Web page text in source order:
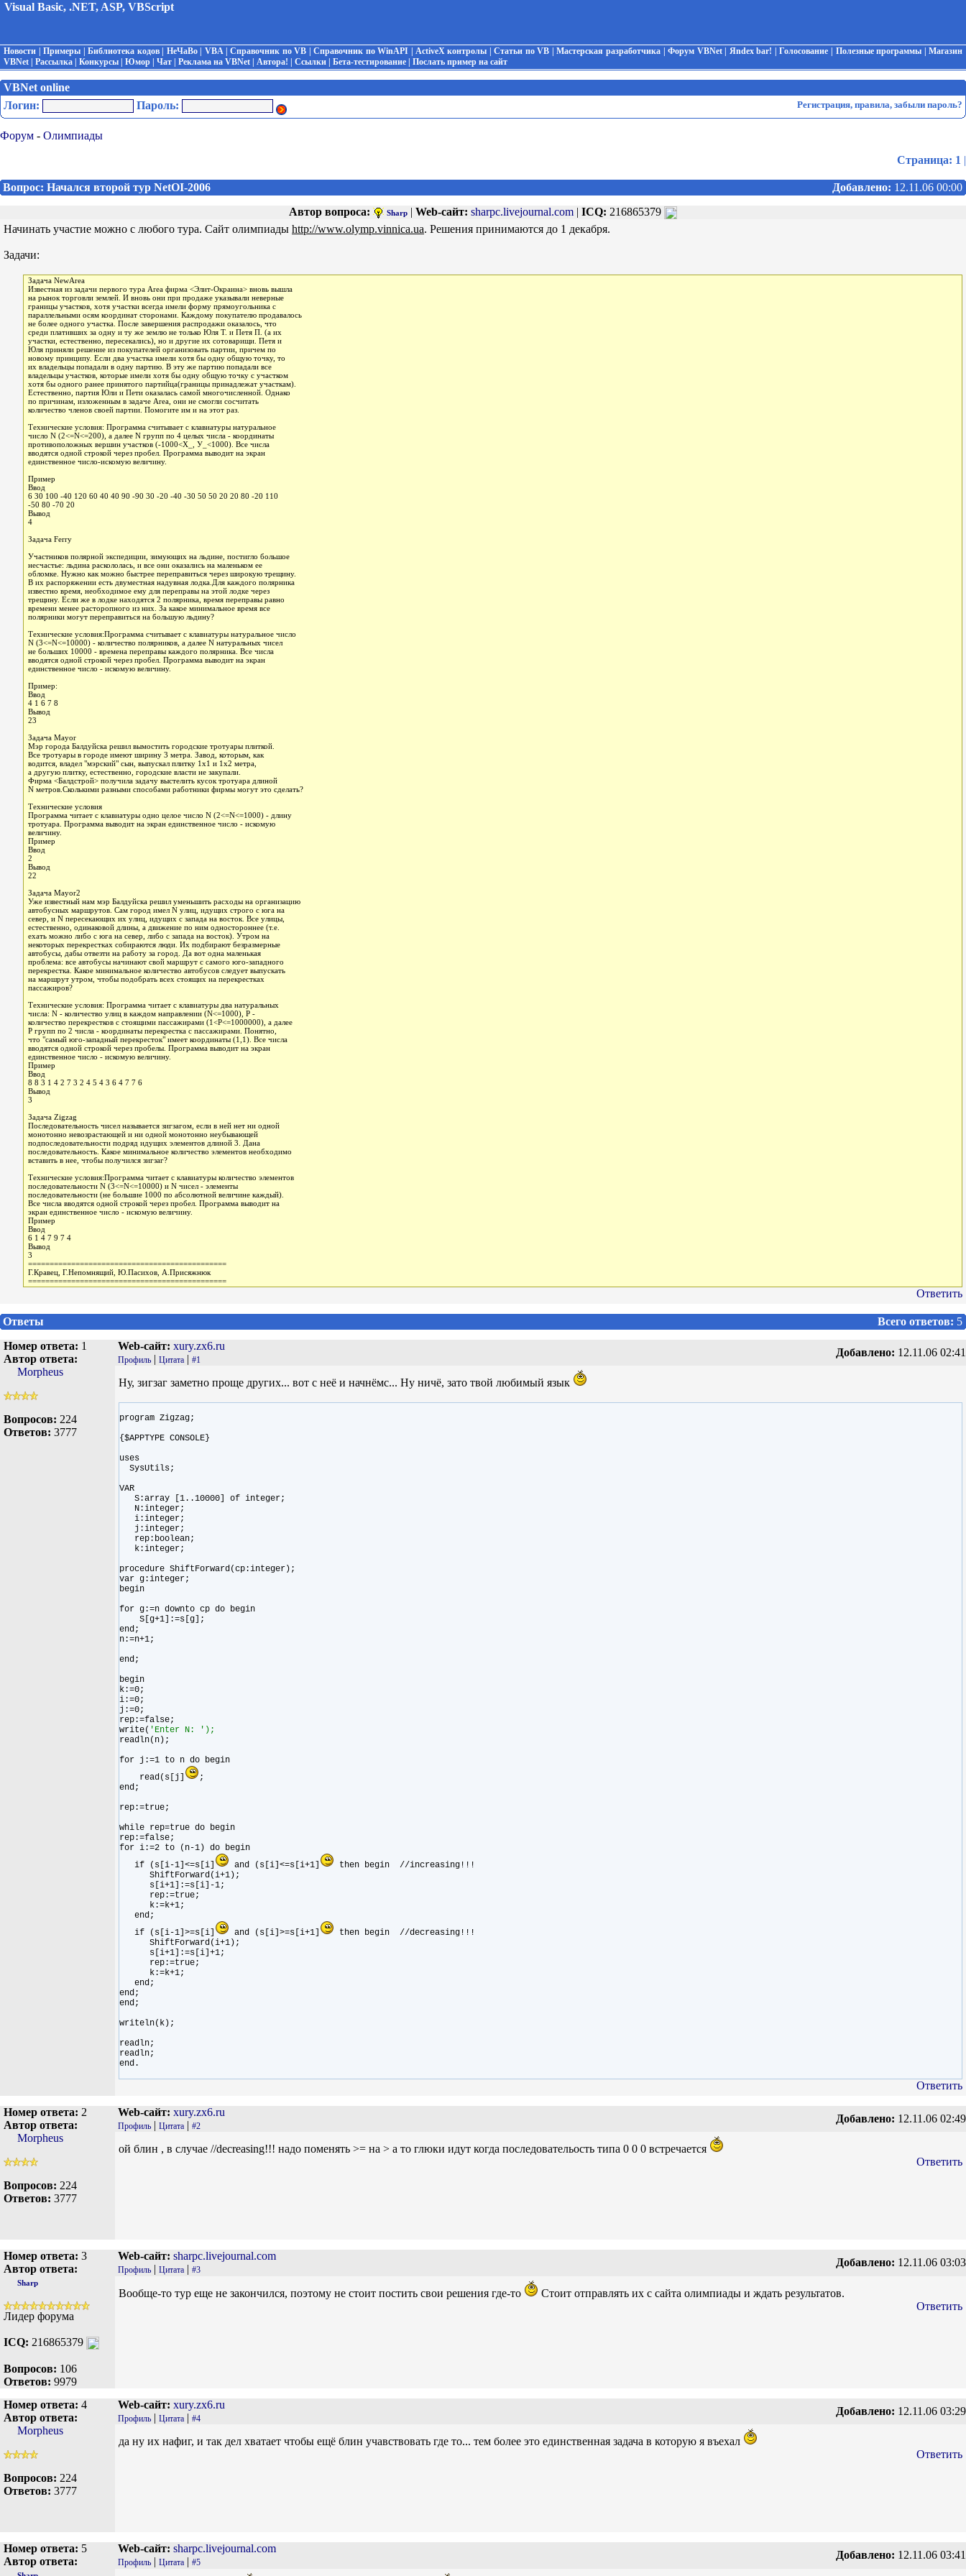
Visual Basic, .NET, ASP, VBScript
Новости |Примеры |Библиотека кодов| НеЧаВо| VBA|Справочник по VB |Справочник по WinAPI ActiveX контролы |Статьи по VB |Мастерская разработчика |Форум VBNet| Яndex bar! |Голосование Полезные программы |Магазин
VBNet
Рассылка Конкурсы Юмор Чат Реклама на VBNet Автора! Ссылки Бета-тестирование Послать пример на сайт
VBNet online
Логин:
Пароль: Регистрация, правила, забыли пароль?
Форум - Олимпиады
Страница: 1 |
Вопрос: Начался второй тур NetOI-2006 Добавлено: 12.11.06 00:00
Автор вопроса:
Sharp | Web-сайт: sharpc.livejournal.com | ICQ: 216865379
Начинать участие можно с любого тура. Сайт олимпиады http://www.olymp.vinnica.ua. Решения принимаются до 1 декабря.
Задачи:
Задача NewArea
Известная из задачи первого тура Area фирма <Элит-Окраина> вновь вышла
на рынок торговли землей. И вновь они при продаже указывали неверные
границы участков, хотя участки всегда имели форму прямоугольника с
параллельными осям координат сторонами. Каждому покупателю продавалось
не более одного участка. После завершения распродажи оказалось, что
среди плативших за одну и ту же землю не только Юля Т. и Петя П. (а их
участки, естественно, пересекались), но и другие их сотоварищи. Петя и
Юля приняли решение из покупателей организовать партии, причем по
новому принципу. Если два участка имели хотя бы одну общую точку, то
их владельцы попадали в одну партию. В эту же партию попадали все
владельцы участков, которые имели хотя бы одну общую точку с участком
хотя бы одного ранее принятого партийца(границы принадлежат участкам).
Естественно, партия Юли и Пети оказалась самой многочисленной. Однако
по причинам, изложенным в задаче Area, они не смогли сосчитать
количество членов своей партии. Помогите им и на этот раз.
Технические условия: Программа считывает с клавиатуры натуральное
число N (2<=N<=200), а далее N групп по 4 целых числа - координаты
противоположных вершин участков (-1000<Х_, У_<1000). Все числа
вводятся одной строкой через пробел. Программа выводит на экран
единственное число-искомую величину.
Пример
Ввод
6 30 100 -40 120 60 40 40 90 -90 30 -20 -40 -30 50 50 20 20 80 -20 110
-50 80 -70 20
Вывод
4
Задача Ferry
Участников полярной экспедиции, зимующих на льдине, постигло большое
несчастье: льдина раскололась, и все они оказались на маленьком ее
обломке. Нужно как можно быстрее переправиться через широкую трещину.
В их распоряжении есть двуместная надувная лодка.Для каждого полярника
известно время, необходимое ему для переправы на этой лодке через
трещину. Если же в лодке находятся 2 полярника, время переправы равно
времени менее расторопного из них. За какое минимальное время все
полярники могут переправиться на большую льдину?
Технические условия:Программа считывает с клавиатуры натуральное число
N (3<=N<=10000) - количество полярников, а далее N натуральных чисел
не больших 10000 - времена переправы каждого полярника. Все числа
вводятся одной строкой через пробел. Программа выводит на экран
единственное число - искомую величину.
Пример:
Ввод
4 1 6 7 8
Вывод
23
Задача Mayor
Мэр города Балдуйска решил вымостить городские тротуары плиткой.
Все тротуары в городе имеют ширину 3 метра. Завод, которым, как
водится, владел "мэрский" сын, выпускал плитку 1x1 и 1x2 метра,
а другую плитку, естественно, городские власти не закупали.
Фирма <Балдстрой> получила задачу выстелить кусок тротуара длиной
N метров.Сколькими разными способами работники фирмы могут это сделать?
Технические условия
Программа читает с клавиатуры одно целое число N (2<=N<=1000) - длину
тротуара. Программа выводит на экран единственное число - искомую
величину.
Пример
Ввод
2
Вывод
22
Задача Mayor2
Уже известный нам мэр Балдуйска решил уменьшить расходы на организацию
автобусных маршрутов. Сам город имел N улиц, идущих строго с юга на
север, и N пересекающих их улиц, идущих с запада на восток. Все улицы,
естественно, одинаковой длины, а движение по ним одностороннее (т.е.
ехать можно либо с юга на север, либо с запада на восток). Утром на
некоторых перекрестках собираются люди. Их подбирают безразмерные
автобусы, дабы отвезти на работу за город. Да вот одна маленькая
проблема: все автобусы начинают свой маршрут с самого юго-западного
перекрестка. Какое минимальное количество автобусов следует выпускать
на маршрут утром, чтобы подобрать всех стоящих на перекрестках
пассажиров?
Технические условия: Программа читает с клавиатуры два натуральных
числа: N - количество улиц в каждом направлении (N<=1000), P -
количество перекрестков с стоящими пассажирами (1<P<=1000000), а далее
P групп по 2 числа - координаты перекрестка с пассажирами. Понятно,
что "самый юго-западный перекресток" имеет координаты (1,1). Все числа
вводятся одной строкой через пробелы. Прoграмма выводит на экран
единственное число - искомую величину.
Пример
Ввод
8 8 3 1 4 2 7 3 2 4 5 4 3 6 4 7 7 6
Вывод
3
Задача Zigzag
Последовательность чисел называется зигзагом, если в ней нет ни одной
монотонно невозрастающей и ни одной монотонно неубывающей
подпоследовательности подряд идущих элементов длиной 3. Дана
последовательность. Какое минимальное количество элементов необходимо
вставить в нее, чтобы получился зигзаг?
Технические условия:Программа читает с клавиатуры количество элементов
последовательности N (3<=N<=10000) и N чисел - элементы
последовательности (не большие 1000 по абсолютной величине каждый).
Все числа вводятся одной строкой через пробел. Программа выводит на
экран единственное число - искомую величину.
Пример
Ввод
6 1 4 7 9 7 4
Вывод
3
==============================================
Г.Кравец, Г.Непомнящий, Ю.Пасихов, А.Присяжнюк
==============================================
Ответить
Ответы Всего ответов: 5
Номер ответа: 1
Автор ответа:
Morpheus
Вопросов: 224
Ответов: 3777
Web-сайт: xury.zx6.ru
Профиль | Цитата | #1
Добавлено: 12.11.06 02:41
Ну, зигзаг заметно проще других... вот с неё и начнёмс... Ну ничё, зато твой любимый язык
program Zigzag;
{$APPTYPE CONSOLE}
uses
SysUtils;
VAR
S:array [1..10000] of integer;
N:integer;
i:integer;
j:integer;
rep:boolean;
k:integer;
procedure ShiftForward(cp:integer);
var g:integer;
begin
for g:=n downto cp do begin
S[g+1]:=s[g];
end;
n:=n+1;
end;
begin
k:=0;
i:=0;
j:=0;
rep:=false;
write( 'Enter N: ');
readln(n);
for j:=1 to n do begin
read(s[j]
;
end;
rep:=true;
while rep=true do begin
rep:=false;
for i:=2 to (n-1) do begin
if (s[i-1]<=s[i]
and (s[i]<=s[i+1]
then begin //increasing!!!
ShiftForward(i+1);
s[i+1]:=s[i]-1;
rep:=true;
k:=k+1;
end;
if (s[i-1]>=s[i]
and (s[i]>=s[i+1]
then begin //decreasing!!!
ShiftForward(i+1);
s[i+1]:=s[i]+1;
rep:=true;
k:=k+1;
end;
end;
end;
writeln(k);
readln;
readln;
end.
Ответить
Номер ответа: 2
Автор ответа:
Morpheus
Вопросов: 224
Ответов: 3777
Web-сайт: xury.zx6.ru
Профиль | Цитата | #2
Добавлено: 12.11.06 02:49
ой блин , в случае //decreasing!!! надо поменять >= на > а то глюки идут когда последовательость типа 0 0 0 встречается
Ответить
Номер ответа: 3
Автор ответа:
Sharp
Лидер форума
ICQ: 216865379
Вопросов: 106
Ответов: 9979
Web-сайт: sharpc.livejournal.com
Профиль | Цитата | #3
Добавлено: 12.11.06 03:03
Вообще-то тур еще не закончился, поэтому не стоит постить свои решения где-то
Стоит отправлять их с сайта олимпиады и ждать результатов.
Ответить
Номер ответа: 4
Автор ответа:
Morpheus
Вопросов: 224
Ответов: 3777
Web-сайт: xury.zx6.ru
Профиль | Цитата | #4
Добавлено: 12.11.06 03:29
да ну их нафиг, и так дел хватает чтобы ещё блин учавствовать где то... тем более это единственная задача в которую я въехал
Ответить
Номер ответа: 5
Автор ответа:
Web-сайт: sharpc.livejournal.com
Профиль | Цитата | #5
Добавлено: 12.11.06 03:41